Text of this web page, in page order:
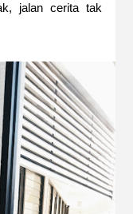
jalan cerita tak